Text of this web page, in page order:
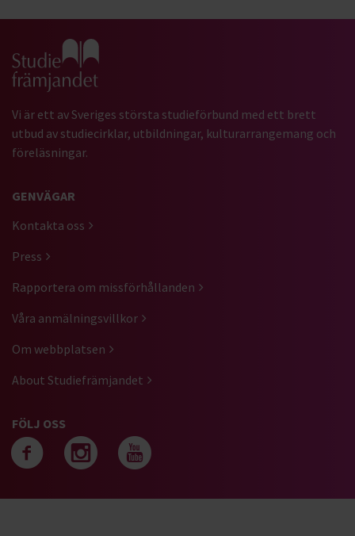
Gå till studiefrämjandets startsida
Vi är ett av Sveriges största studieförbund med ett brett
utbud av studiecirklar, utbildningar, kulturarrangemang och
föreläsningar.
GENVÄGAR
Kontakta oss
Press
Rapportera om missförhållanden
Våra anmälningsvillkor
Om webbplatsen
About Studiefrämjandet
FÖLJ OSS
Följ oss på facebook
Följ oss på
Följ oss på